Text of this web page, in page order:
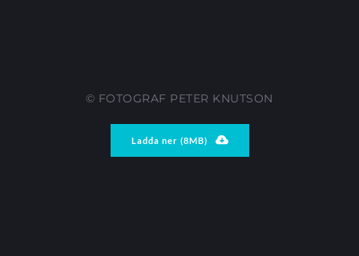
© FOTOGRAF PETER KNUTSON
Ladda ner (8MB)